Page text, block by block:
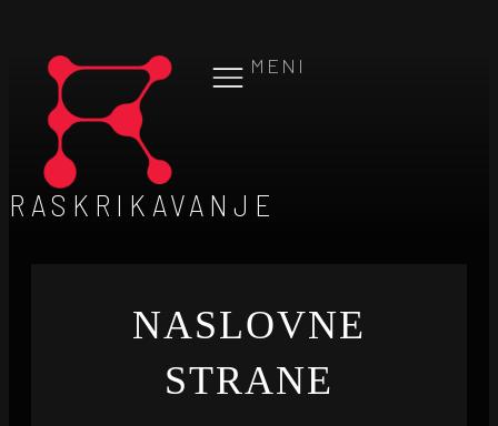
MENI
RASKRIKAVANJE
NASLOVNE
STRANE